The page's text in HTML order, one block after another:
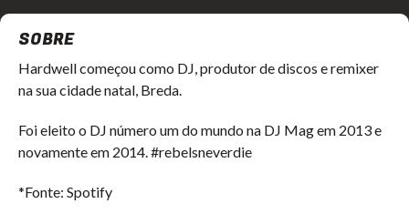
SOBRE
Hardwell começou como DJ, produtor de discos e remixer
na sua cidade natal, Breda.
Foi eleito o DJ número um do mundo na DJ Mag em 2013 e
novamente em 2014. #rebelsneverdie
*Fonte: Spotify